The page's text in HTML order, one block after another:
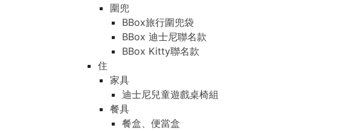
圍兜
BBox旅行圍兜袋
BBox 迪士尼聯名款
BBox Kitty聯名款
住
家具
迪士尼兒童遊戲桌椅組
餐具
餐盒、便當盒